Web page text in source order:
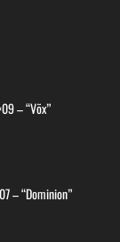
– “Võx”
– “Dominion”